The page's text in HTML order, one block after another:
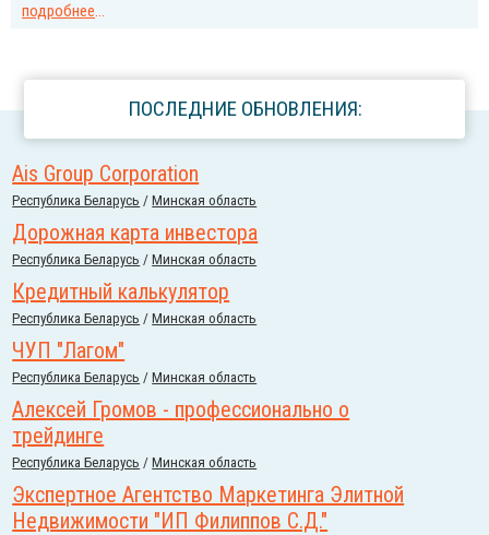
подробнее...
ПОСЛЕДНИЕ ОБНОВЛЕНИЯ:
Ais Group Corporation
Республика Беларусь /Минская область
Дорожная карта инвестора
Республика Беларусь /Минская область
Кредитный калькулятор
Республика Беларусь /Минская область
ЧУП "Лагом"
Республика Беларусь /Минская область
Алексей Громов - профессионально о
трейдинге
Республика Беларусь /Минская область
Экспертное Агентство Маркетинга Элитной
Недвижимости "ИП Филиппов С.Д."